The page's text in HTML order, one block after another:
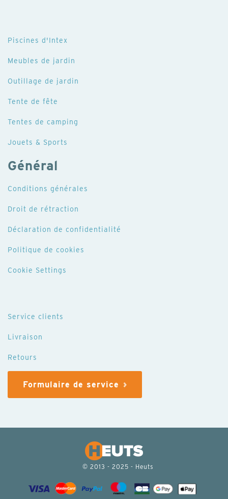
Piscines d'Intex
Meubles de jardin
Outillage de jardin
Tente de fête
Tentes de camping
Jouets & Sports
Général
Conditions générales
Droit de rétraction
Déclaration de confidentialité
Politique de cookies
Cookie Settings
Service clients
Livraison
Retours
Formulaire de service
© 2013 - 2025 - Heuts